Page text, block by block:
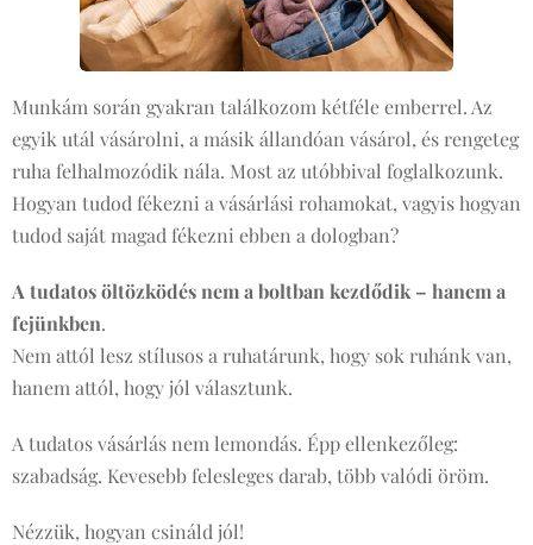
Munkám során gyakran találkozom kétféle emberrel. Az
egyik utál vásárolni, a másik állandóan vásárol, és rengeteg
ruha felhalmozódik nála. Most az utóbbival foglalkozunk.
Hogyan tudod fékezni a vásárlási rohamokat, vagyis hogyan
tudod saját magad fékezni ebben a dologban?
A tudatos öltözködés nem a boltban kezdődik – hanem a
fejünkben.
Nem attól lesz stílusos a ruhatárunk, hogy sok ruhánk van,
hanem attól, hogy jól választunk.
A tudatos vásárlás nem lemondás. Épp ellenkezőleg:
szabadság. Kevesebb felesleges darab, több valódi öröm.
Nézzük, hogyan csináld jól!